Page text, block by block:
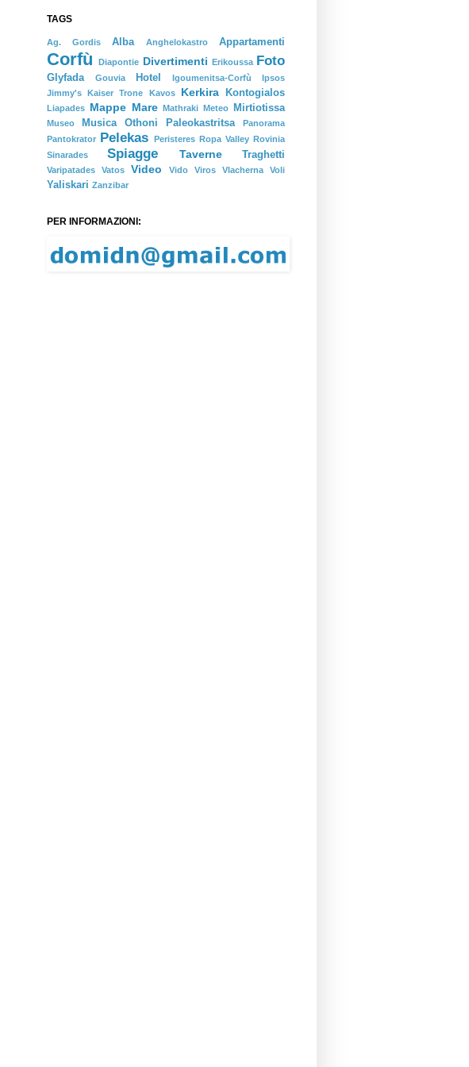
TAGS
Ag. Gordis Alba Anghelokastro Appartamenti
Corfù Diapontie Divertimenti Erikoussa Foto
Glyfada Gouvia Hotel Igoumenitsa-Corfù
Ipsos
Jimmy's
Kaiser Trone Kavos Kerkira Kontogialos
Liapades Mappe Mare Mathraki Meteo Mirtiotissa
Museo Musica Othoni Paleokastritsa
Panorama
Pantokrator Pelekas Peristeres Ropa Valley Rovinia
Sinarades
Spiagge Taverne Traghetti
Varipatades Vatos Video Vido Viros Vlacherna Voli
Yaliskari Zanzibar
PER INFORMAZIONI: